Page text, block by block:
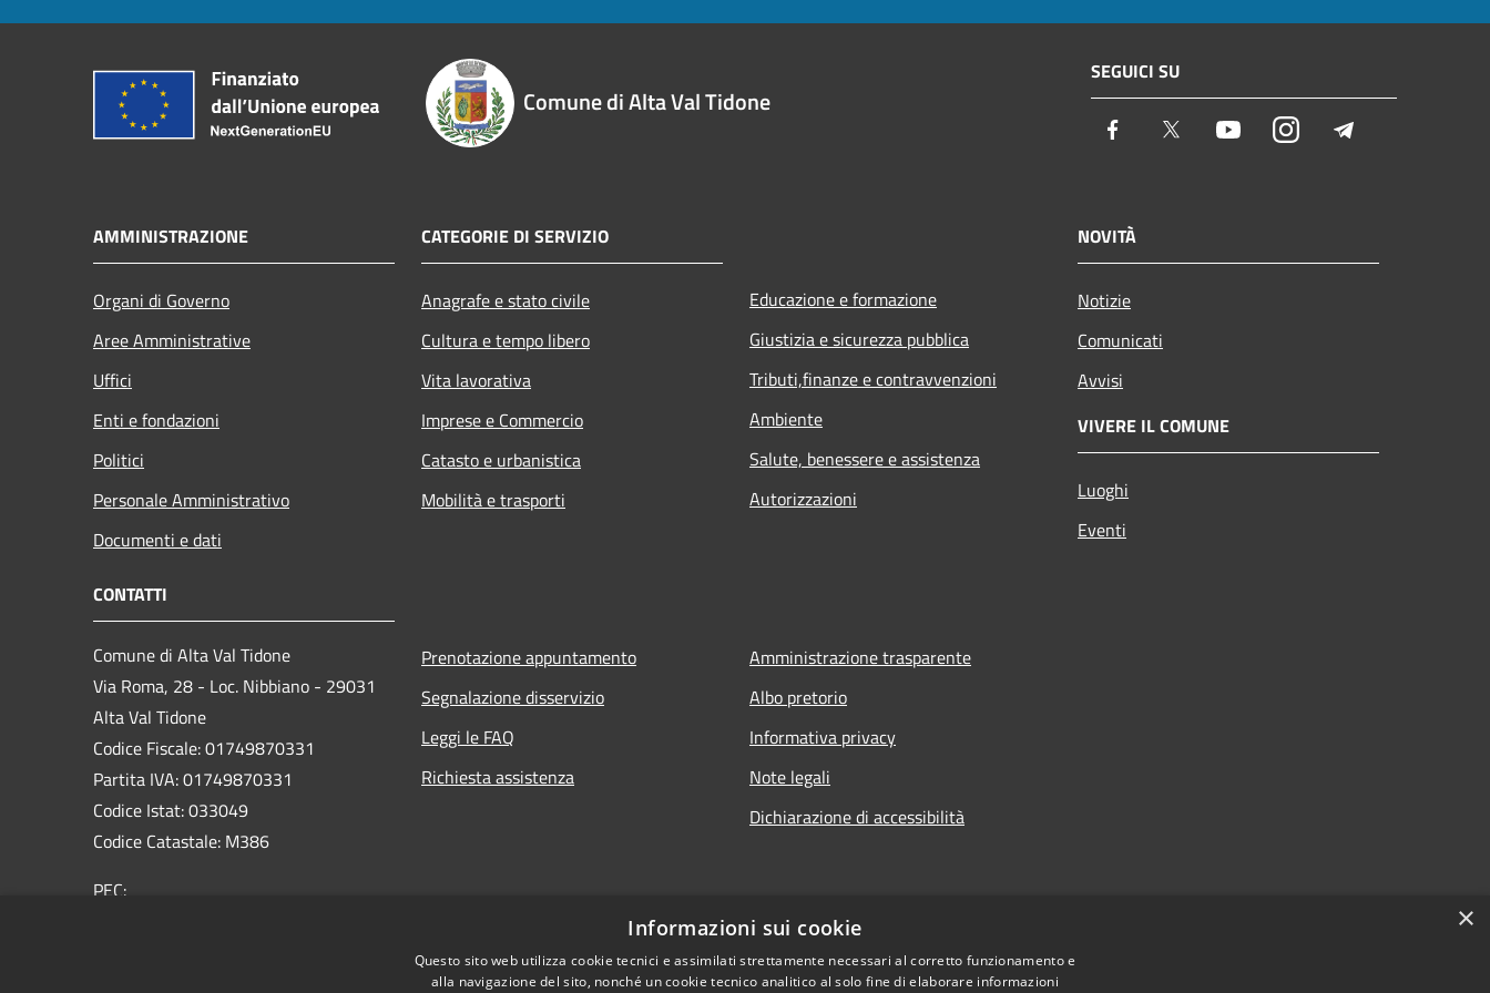
Comune di Alta Val Tidone
SEGUICI SU
Facebook Twitter YoutubeInstagram
AMMINISTRAZIONE
Organi di Governo
Aree Amministrative
Uffici
Enti e fondazioni
Politici
Personale Amministrativo
Documenti e dati
CATEGORIE DI SERVIZIO
Anagrafe e stato civile
Cultura e tempo libero
Vita lavorativa
Imprese e Commercio
Catasto e urbanistica
Mobilità e trasporti
Educazione e formazione
Giustizia e sicurezza pubblica
Tributi,finanze e contravvenzioni
Ambiente
Salute, benessere e assistenza
Autorizzazioni
NOVITÀ
Notizie
Comunicati
Avvisi
VIVERE IL COMUNE
Luoghi
Eventi
CONTATTI
Comune di Alta Val Tidone
Via Roma, 28 - Loc. Nibbiano - 29031
Alta Val Tidone
Codice Fiscale: 01749870331
Partita IVA: 01749870331
Codice Istat: 033049
Codice Catastale: M386
PEC:
Prenotazione appuntamento
Segnalazione disservizio
Leggi le FAQ
Richiesta assistenza
Amministrazione trasparente
Albo pretorio
Informativa privacy
Note legali
Dichiarazione di accessibilità
×
Informazioni sui cookie
Questo sito web utilizza cookie tecnici e assimilati strettamente necessari al corretto funzionamento e
alla navigazione del sito, nonché un cookie tecnico analitico al solo fine di elaborare informazioni